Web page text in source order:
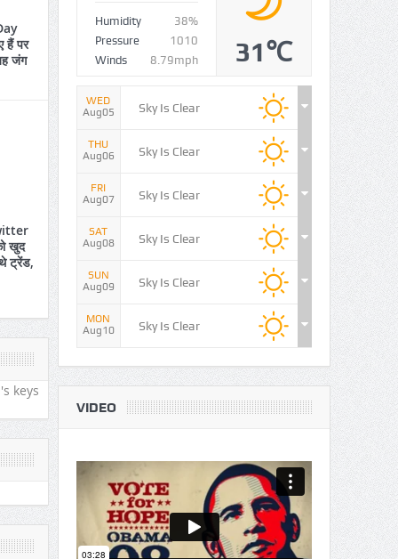
हैं पर
जंग
खुद
थे ट्रेंड,
keys
Humidity
38%
Pressure
1010
Winds
8.79mph 31℃
WED
Aug05
Sky Is Clear
THU
Aug06
Sky Is Clear
FRI
Aug07
Sky Is Clear
SAT
Aug08
Sky Is Clear
SUN
Aug09
Sky Is Clear
MON
Aug10
Sky Is Clear
VIDEO